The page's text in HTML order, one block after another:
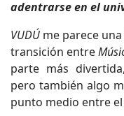
adentrarse en el
VUDÚ me parece
transición entre
parte más
pero también algo
punto medio entre